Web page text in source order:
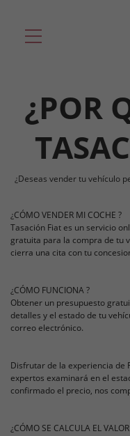
¿POR
¿Deseas vender tu vehículo
¿CÓMO VENDER MI COCHE ?
Tasación Fiat es un servicio
gratuita para la compra de tu
cierra una cita con tu
¿CÓMO FUNCIONA ?
Obtener un presupuesto
detalles y el estado de tu
correo electrónico.
Disfrutar de la experiencia de
expertos examinará en el
confirmado el precio, nos
¿CÓMO SE CALCULA EL